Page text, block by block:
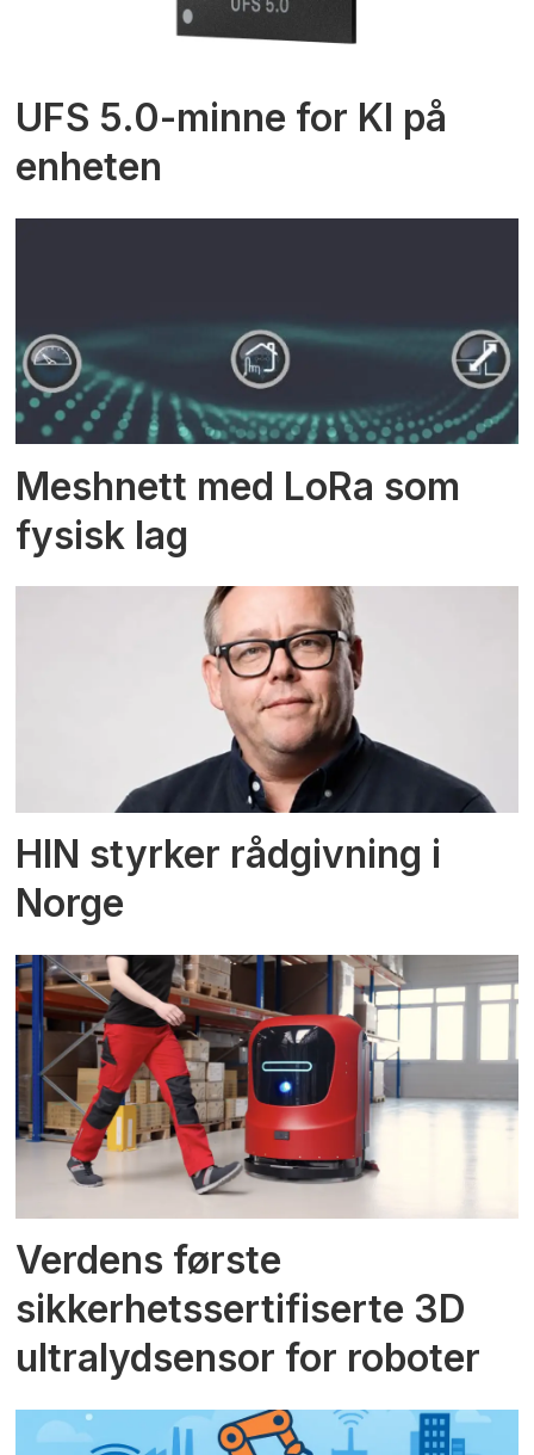
UFS 5.0-minne for KI på
enheten
Meshnett med LoRa som
fysisk lag
HIN styrker rådgivning i
Norge
Verdens første
sikkerhetssertifiserte 3D
ultralydsensor for roboter